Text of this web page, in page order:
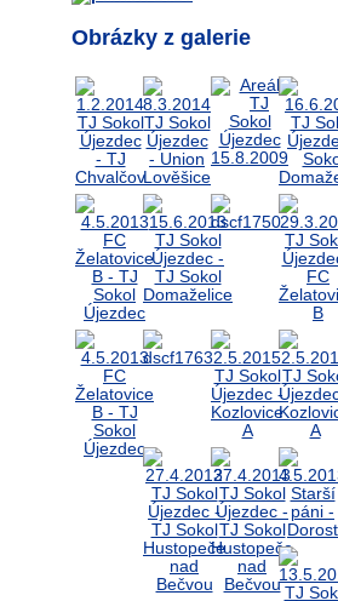
Obrázky z galerie